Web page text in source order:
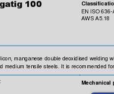
Classificatio
EN ISO 636-
AWS A5.18
con, manganese double deoxidised welding
medium tensile steels. It is recom mended f
Mechanical